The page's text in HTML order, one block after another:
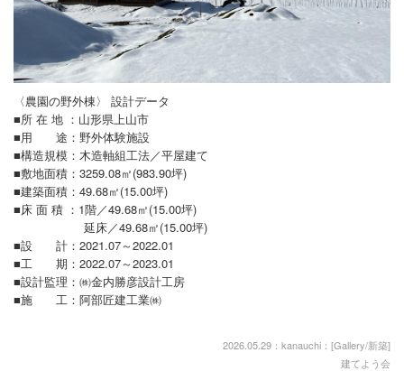
〈農園の野外棟〉 設計データ
■所 在 地 ：山形県上山市
■用 途：野外体験施設
■構造規模：木造軸組工法／平屋建て
■敷地面積：3259.08㎡(983.90坪)
■建築面積：49.68㎡(15.00坪)
■床 面 積 ：1階／49.68㎡(15.00坪)
延床／49.68㎡(15.00坪)
■設 計：2021.07～2022.01
■工 期：2022.07～2023.01
■設計監理：㈱金内勝彦設計工房
■施 工：阿部匠建工業㈱
2026.05.29：kanauchi：[Gallery/新築]
建てよう会